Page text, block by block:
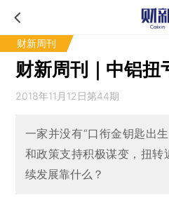
财新周刊
财新周刊｜中铝扭
2018年11月12日第44期
一家并没有“口衔金钥匙出
和政策支持积极谋变，扭
续发展靠什么？